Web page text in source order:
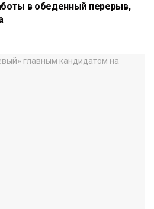
в обеденный перерыв,